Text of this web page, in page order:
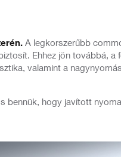
A legkorszerűbb
Ehhez jön továbbá,
valamint a
bennük, hogy javított